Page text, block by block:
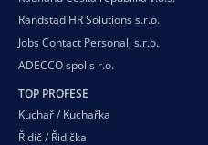
Randstad HR Solutions s.r.o.
Jobs Contact Personal, s.r.o.
ADECCO spol.s r.o.
TOP PROFESE
Kuchař / Kuchařka
Řidič / Řidička